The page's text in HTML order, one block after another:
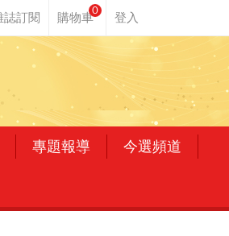
0
專題報導 今選頻道